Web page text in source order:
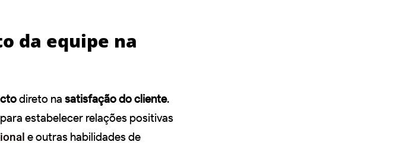
da equipe na
direto na satisfação do cliente.
estabelecer relações positivas
e outras habilidades de